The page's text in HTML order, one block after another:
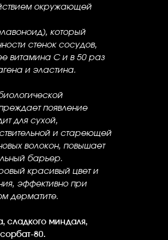
окружающей
который
стенок сосудов,
витамина С и в 50 раз
и эластина.
появление
для сухой,
и стареющей
волокон, повышает
барьер.
красивый цвет и
эффективно при
дерматите.
сладкого миндаля,
80.